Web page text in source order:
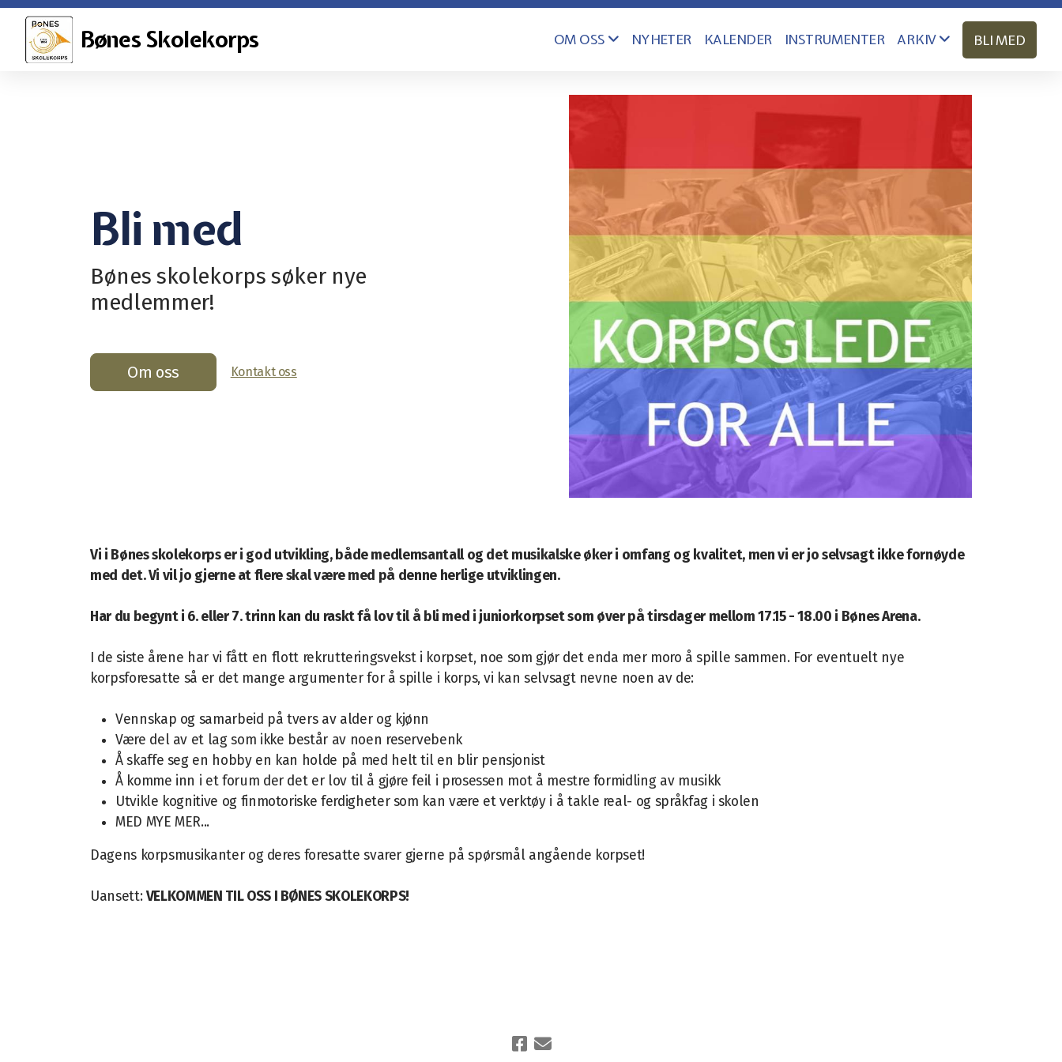
Bønes Skolekorps OM OSS NYHETER KALENDER INSTRUMENTER ARKIV BLI MED
Bli med
Bønes skolekorps søker nye
medlemmer!
Om oss Kontakt oss
Vi i Bønes skolekorps er i god utvikling, både medlemsantall og det musikalske øker i omfang og kvalitet, men vi er jo selvsagt ikke fornøyde
med det. Vi vil jo gjerne at flere skal være med på denne herlige utviklingen.
Har du begynt i 6. eller 7. trinn kan du raskt få lov til å bli med i juniorkorpset som øver på tirsdager mellom 17.15 - 18.00 i Bønes Arena.
I de siste årene har vi fått en flott rekrutteringsvekst i korpset, noe som gjør det enda mer moro å spille sammen. For eventuelt nye
korpsforesatte så er det mange argumenter for å spille i korps, vi kan selvsagt nevne noen av de:
Vennskap og samarbeid på tvers av alder og kjønn
Være del av et lag som ikke består av noen reservebenk
Å skaffe seg en hobby en kan holde på med helt til en blir pensjonist
Å komme inn i et forum der det er lov til å gjøre feil i prosessen mot å mestre formidling av musikk
Utvikle kognitive og finmotoriske ferdigheter som kan være et verktøy i å takle real- og språkfag i skolen
MED MYE MER...
Dagens korpsmusikanter og deres foresatte svarer gjerne på spørsmål angående korpset!
Uansett:VELKOMMEN TIL OSS I BØNES SKOLEKORPS!